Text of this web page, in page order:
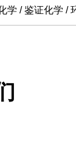
学 / 鉴证化学 /